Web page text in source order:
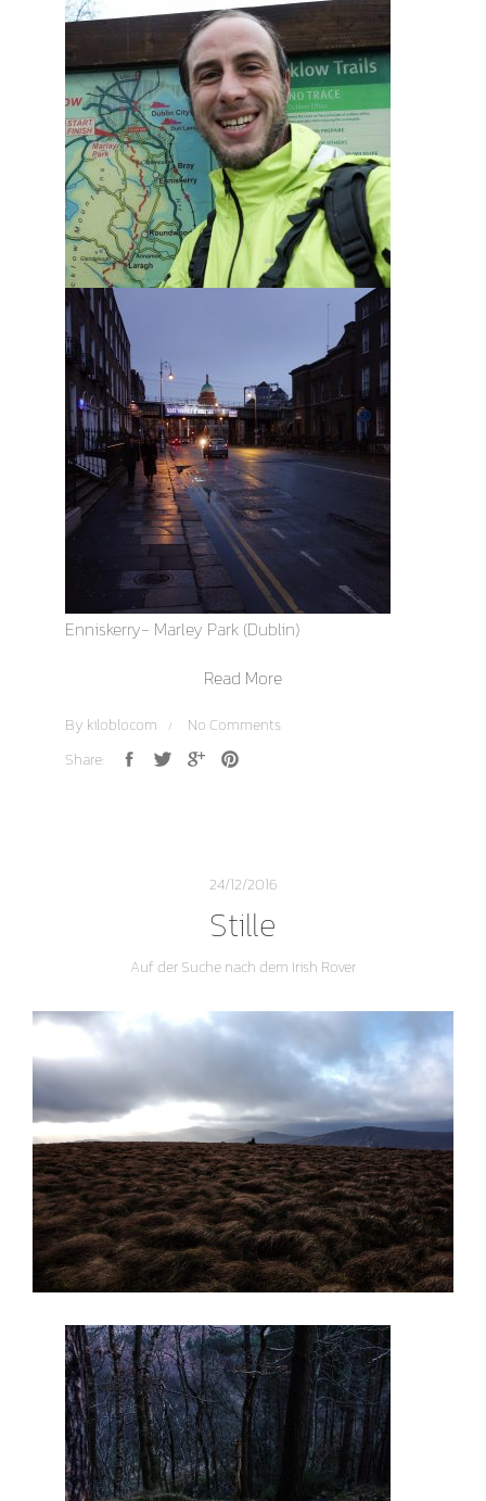
Enniskerry- Marley Park (Dublin)
Read More
By kiloblocom
No Comments
Share:
24/12/2016
Stille
Auf der Suche nach dem Irish Rover